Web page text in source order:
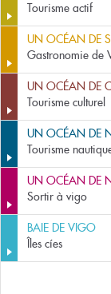
Tourisme actif
UN OCÉAN DE
Gastronomie de
UN OCÉAN DE
Tourisme culturel
UN OCÉAN DE
Tourisme
UN OCÉAN DE
Sortir à vigo
BAIE DE VIGO
Îles cíes